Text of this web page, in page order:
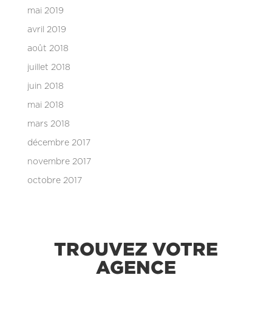
mai 2019
avril 2019
août 2018
juillet 2018
juin 2018
mai 2018
mars 2018
décembre 2017
novembre 2017
octobre 2017
TROUVEZ VOTRE
AGENCE